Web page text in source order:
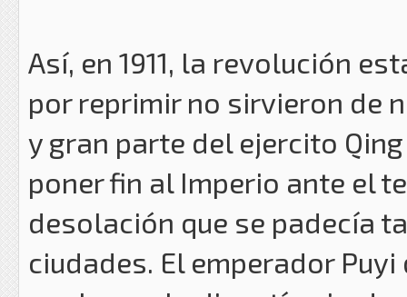
Así, en 1911, la revolución
por reprimir no sirvieron de
y gran parte del ejercito
poner fin al Imperio ante el
desolación que se padecía
ciudades. El emperador